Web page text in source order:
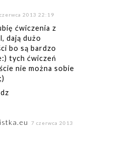
2013 22:19
ćwiczenia z
dają dużo
bo są bardzo
tych ćwiczeń
nie można sobie
7 czerwca 2013